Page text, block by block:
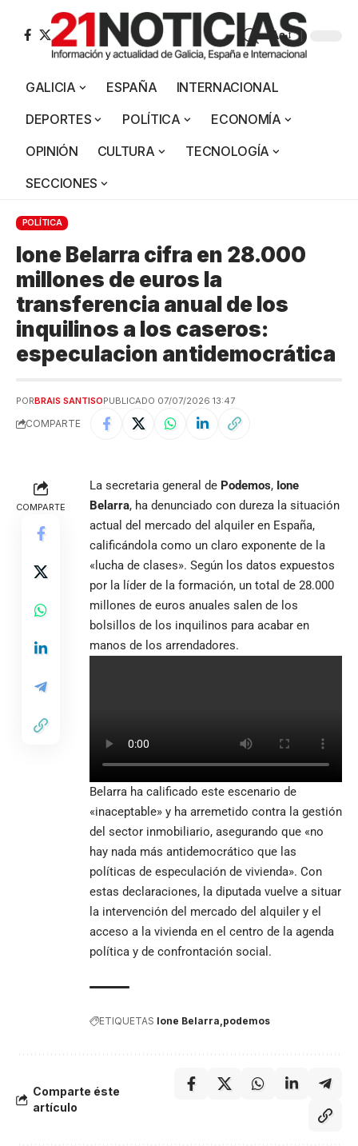
Aa
GALICIA ESPAÑA
INTERNACIONAL
DEPORTES
POLÍTICA
ECONOMÍA
OPINIÓN
CULTURA
TECNOLOGÍA
SECCIONES
POLÍTICA
Ione Belarra cifra en 28.000
millones de euros la
transferencia anual de los
inquilinos a los caseros:
especulacion antidemocrática
PORBRAIS SANTISOPUBLICADO 07/07/2026 13:47
COMPARTE
COMPARTE
La secretaria general de Podemos, Ione
Belarra, ha denunciado con dureza la situación
actual del mercado del alquiler en España,
calificándola como un claro exponente de la
«lucha de clases». Según los datos expuestos
por la líder de la formación, un total de 28.000
millones de euros anuales salen de los
bolsillos de los inquilinos para acabar en
manos de los arrendadores.
Belarra ha calificado este escenario de
«inaceptable» y ha arremetido contra la gestión
del sector inmobiliario, asegurando que «no
hay nada más antidemocrático que las
políticas de especulación de vivienda». Con
estas declaraciones, la diputada vuelve a situar
la intervención del mercado del alquiler y el
acceso a la vivienda en el centro de la agenda
política y de confrontación social.
ETIQUETAS Ione Belarra podemos
Comparte éste
artículo